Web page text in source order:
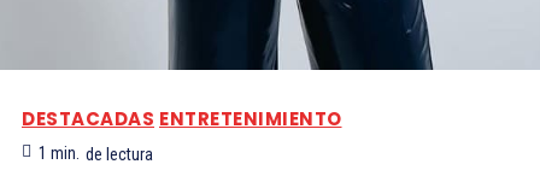
DESTACADAS ENTRETENIMIENTO
1 min. de lectura